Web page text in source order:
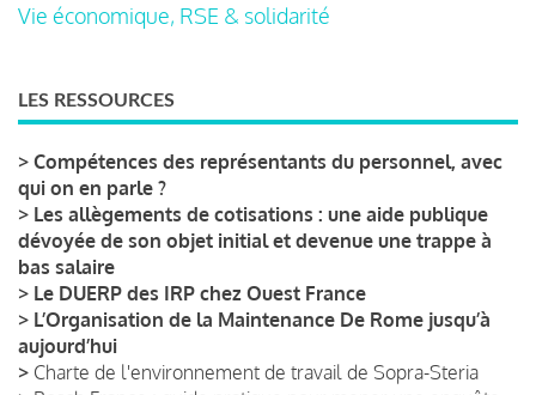
Vie économique, RSE & solidarité
LES RESSOURCES
> Compétences des représentants du personnel, avec
qui on en parle ?
> Les allègements de cotisations : une aide publique
dévoyée de son objet initial et devenue une trappe à
bas salaire
> Le DUERP des IRP chez Ouest France
> L’Organisation de la Maintenance De Rome jusqu’à
aujourd’hui
> Charte de l'environnement de travail de Sopra-Steria